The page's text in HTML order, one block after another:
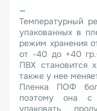
Температурный
упакованных в
режим хранения
от -40 до +40
ПВХ становится
также у нее
Пленка ПОФ
поэтому она с
упаковать